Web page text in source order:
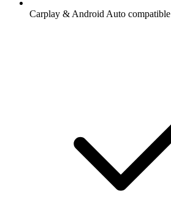
Carplay & Android Auto compatible